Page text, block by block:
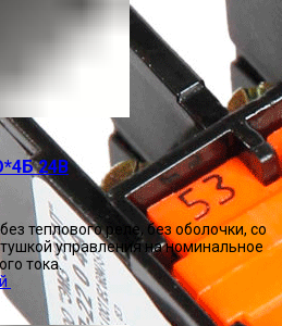
24В
теплового реле, без оболочки, со
управления на номинальное
тока.